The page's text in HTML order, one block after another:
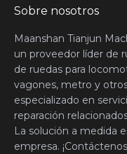
Sobre nosotros
Maanshan Tianjun
un proveedor líder de
de ruedas para
vagones, metro y
especializado en
reparación
La solución a medida
empresa.